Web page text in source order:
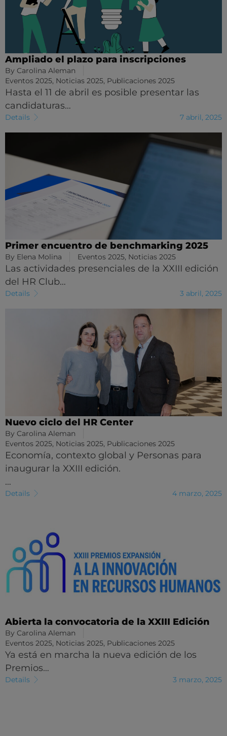
Ampliado el plazo para inscripciones
By Carolina Aleman
Eventos 2025, Noticias 2025, Publicaciones 2025
Hasta el 11 de abril es posible presentar las
candidaturas…
Details 7 abril, 2025
Primer encuentro de benchmarking 2025
By Elena Molina Eventos 2025, Noticias 2025
Las actividades presenciales de la XXIII edición
del HR Club…
Details 3 abril, 2025
Nuevo ciclo del HR Center
By Carolina Aleman
Eventos 2025, Noticias 2025, Publicaciones 2025
Economía, contexto global y Personas para
inaugurar la XXIII edición.
…
Details 4 marzo, 2025
Abierta la convocatoria de la XXIII Edición
By Carolina Aleman
Eventos 2025, Noticias 2025, Publicaciones 2025
Ya está en marcha la nueva edición de los
Premios…
Details 3 marzo, 2025